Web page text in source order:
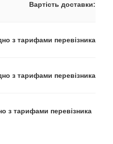
Вартість доставки:
з тарифами перевізника
з тарифами перевізника
з тарифами перевізника